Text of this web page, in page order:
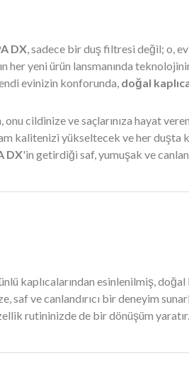
DX, sadece bir duş filtresi değil; o,
yeni ürün lansmanında teknolojinin
evinizin konforunda, doğal
onu cildinize ve saçlarınıza hayat
kalitenizi yükseltecek ve her duşta
DX'in getirdiği saf, yumuşak ve
kaplıcalarından esinlenilmiş,
ve canlandırıcı bir deneyim
rutininizde de bir dönüşüm